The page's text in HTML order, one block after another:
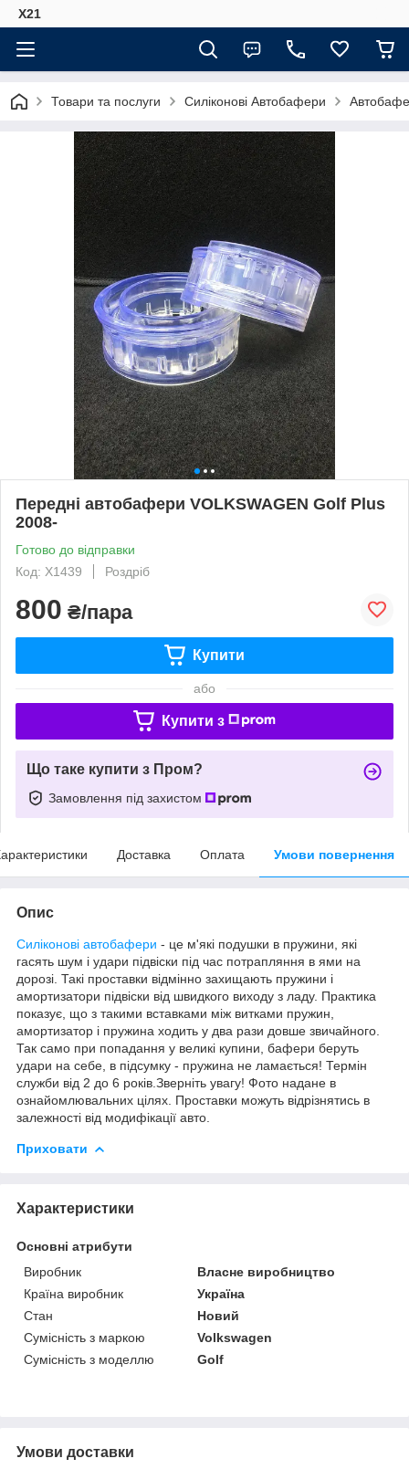
Х21
Товари та послуги Силіконові Автобафери
Передні автобафери VOLKSWAGEN Golf Plus
2008-
Готово до відправки
Код: X1439
Роздріб
800 ₴/пара
Купити
або
Купити з
Що таке купити з Пром?
Замовлення під захистом
Доставка Оплата Умови повернення
Опис
Силіконові автобафери - це м'які подушки в пружини, які
гасять шум і удари підвіски під час потрапляння в ями на
дорозі. Такі проставки відмінно захищають пружини і
амортизатори підвіски від швидкого виходу з ладу. Практика
показує, що з такими вставками між витками пружин,
амортизатор і пружина ходить у два рази довше звичайного.
Так само при попадання у великі купини, бафери беруть
удари на себе, в підсумку - пружина не ламається! Термін
служби від 2 до 6 років.Зверніть увагу! Фото надане в
ознайомлювальних цілях. Проставки можуть відрізнятись в
залежності від модифікації авто.
Приховати
Характеристики
Основні атрибути
Виробник
Власне виробництво
Країна виробник
Україна
Стан
Новий
Сумісність з маркою
Volkswagen
Сумісність з моделлю
Golf
Умови доставки